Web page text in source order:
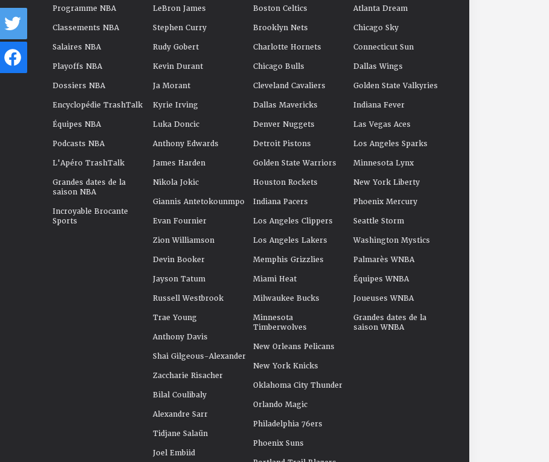
Programme NBA
Classements NBA
Salaires NBA
Playoffs NBA
Dossiers NBA
Encyclopédie TrashTalk
Équipes NBA
Podcasts NBA
L'Apéro TrashTalk
Grandes dates de la
saison NBA
Incroyable Brocante
Sports
LeBron James
Stephen Curry
Rudy Gobert
Kevin Durant
Ja Morant
Kyrie Irving
Luka Doncic
Anthony Edwards
James Harden
Nikola Jokic
Giannis Antetokounmpo
Evan Fournier
Zion Williamson
Devin Booker
Jayson Tatum
Russell Westbrook
Trae Young
Anthony Davis
Shai Gilgeous-Alexander
Zaccharie Risacher
Bilal Coulibaly
Alexandre Sarr
Tidjane Salaün
Joel Embiid
Boston Celtics
Brooklyn Nets
Charlotte Hornets
Chicago Bulls
Cleveland Cavaliers
Dallas Mavericks
Denver Nuggets
Detroit Pistons
Golden State Warriors
Houston Rockets
Indiana Pacers
Los Angeles Clippers
Los Angeles Lakers
Memphis Grizzlies
Miami Heat
Milwaukee Bucks
Minnesota
Timberwolves
New Orleans Pelicans
New York Knicks
Oklahoma City Thunder
Orlando Magic
Philadelphia 76ers
Phoenix Suns
Atlanta Dream
Chicago Sky
Connecticut Sun
Dallas Wings
Golden State Valkyries
Indiana Fever
Las Vegas Aces
Los Angeles Sparks
Minnesota Lynx
New York Liberty
Phoenix Mercury
Seattle Storm
Washington Mystics
Palmarès WNBA
Équipes WNBA
Joueuses WNBA
Grandes dates de la
saison WNBA